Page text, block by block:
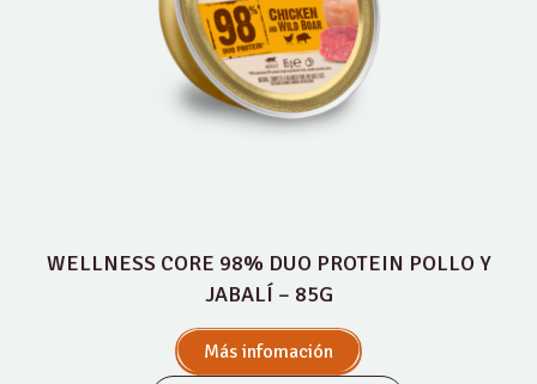
WELLNESS CORE 98% DUO PROTEIN POLLO Y
JABALÍ – 85G
Más infomación